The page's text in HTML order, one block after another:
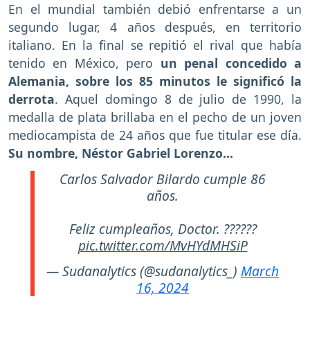
En el mundial también debió enfrentarse a un
segundo lugar, 4 años después, en territorio
italiano. En la final se repitió el rival que había
tenido en México, pero un penal concedido a
Alemania, sobre los 85 minutos le significó la
derrota. Aquel domingo 8 de julio de 1990, la
medalla de plata brillaba en el pecho de un joven
mediocampista de 24 años que fue titular ese día.
Su nombre, Néstor Gabriel Lorenzo…
Carlos Salvador Bilardo cumple 86
años.
Feliz cumpleaños, Doctor. ??????
pic.twitter.com/MvHYdMHSiP
— Sudanalytics (@sudanalytics_) March
16, 2024